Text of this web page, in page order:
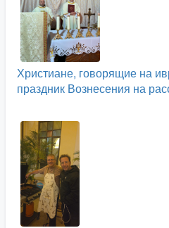
Христиане, говорящие на
праздник Вознесения на